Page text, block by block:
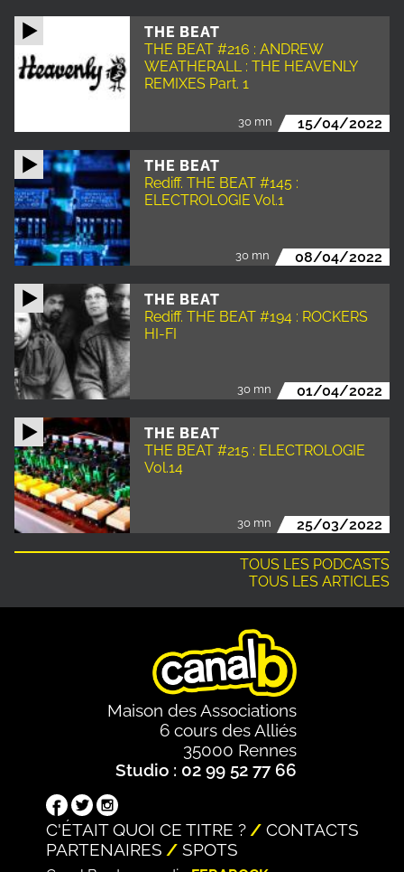
THE BEAT
THE BEAT #216 : ANDREW
WEATHERALL : THE HEAVENLY
REMIXES Part. 1
30 mn 15/04/2022
THE BEAT
Rediff. THE BEAT #145 :
ELECTROLOGIE Vol.1
30 mn 08/04/2022
THE BEAT
Rediff. THE BEAT #194 : ROCKERS
HI-FI
30 mn 01/04/2022
THE BEAT
THE BEAT #215 : ELECTROLOGIE
Vol.14
30 mn 25/03/2022
TOUS LES PODCASTS
TOUS LES ARTICLES
Maison des Associations
6 cours des Alliés
35000 Rennes
Studio : 02 99 52 77 66
C'ÉTAIT QUOI CE TITRE ?
CONTACTS
PARTENAIRES
SPOTS